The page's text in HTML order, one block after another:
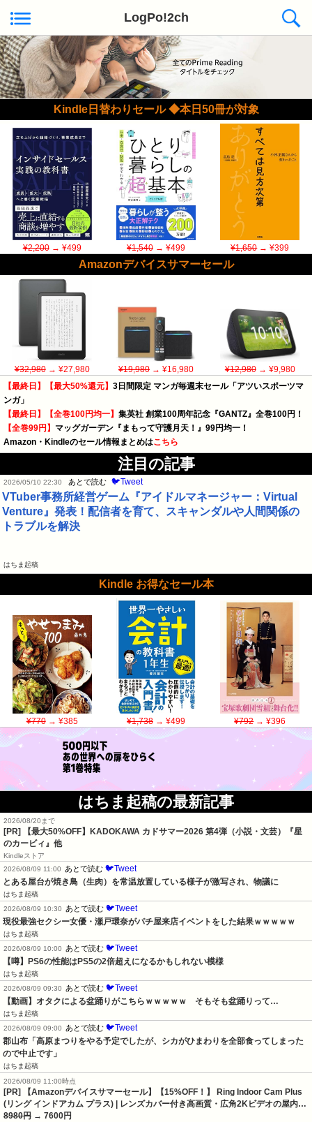
LogPo!2ch
Kindle日替わりセール ◆本日50冊が対象
¥2,200→ ¥499 ¥1,540→ ¥499 ¥1,650→ ¥399
Amazonデバイスサマーセール
¥32,980→ ¥27,980 ¥19,980→ ¥16,980 ¥12,980→ ¥9,980
【最終日】【最大50%還元】 3日間限定 マンガ毎週末セール「アツいスポーツマ
ンガ」
【最終日】【全巻100円均一】 集英社 創業100周年記念『GANTZ』全巻100円！
【全巻99円】 マッグガーデン『まもって守護月天！』99円均一！
Amazon・Kindleのセール情報まとめはこちら
注目の記事
2026/05/10 22:30 あとで読む 🐦Tweet
VTuber事務所経営ゲーム『アイドルマネージャー：Virtual
Venture』発表！配信者を育て、スキャンダルや人間関係の
トラブルを解決
はちま起稿
Kindle お得なセール本
¥770→ ¥385 ¥1,738→ ¥499 ¥792→ ¥396
はちま起稿の最新記事
2026/08/20まで
[PR]
【最大50%OFF】KADOKAWA カドサマー2026 第4弾（小説・文芸）『星
のカービィ』他
Kindleストア
2026/08/09 11:00
あとで読む 🐦Tweet
とある屋台が焼き鳥（生肉）を常温放置している様子が激写され、物議に
はちま起稿
2026/08/09 10:30
あとで読む 🐦Tweet
現役最強セクシー女優・瀬戸環奈がパチ屋来店イベントをした結果ｗｗｗｗｗ
はちま起稿
2026/08/09 10:00
あとで読む 🐦Tweet
【噂】PS6の性能はPS5の2倍超えになるかもしれない模様
はちま起稿
2026/08/09 09:30
あとで読む 🐦Tweet
【動画】オタクによる盆踊りがこちらｗｗｗｗｗ　そもそも盆踊りって…
はちま起稿
2026/08/09 09:00
あとで読む 🐦Tweet
郡山布「高原まつりをやる予定でしたが、シカがひまわりを全部食ってしまった
ので中止です」
はちま起稿
2026/08/09 11:00時点
[PR] 【Amazonデバイスサマーセール】【15%OFF！】 Ring Indoor Cam Plus
(リング インドアカム プラス) | レンズカバー付き高画質・広角2Kビデオの屋内…
8980円 → 7600円